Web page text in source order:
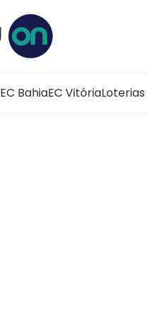
EC BahiaEC VitóriaLoterias